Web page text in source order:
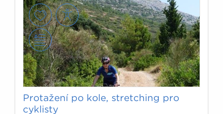
Protažení po kole, stretching pro
cyklisty